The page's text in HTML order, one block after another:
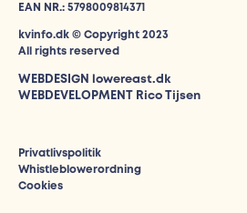
EAN NR.: 5798009814371
kvinfo.dk © Copyright 2023
All rights reserved
WEBDESIGN
lowereast.dk
WEBDEVELOPMENT Rico Tijsen
Privatlivspolitik
Whistleblowerordning
Cookies